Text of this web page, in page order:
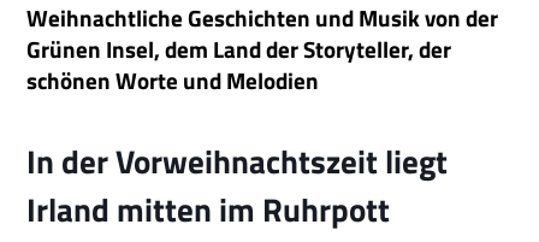
Weihnachtliche Geschichten und Musik von der
Grünen Insel, dem Land der Storyteller, der
schönen Worte und Melodien
In der Vorweihnachtszeit liegt
Irland mitten im Ruhrpott